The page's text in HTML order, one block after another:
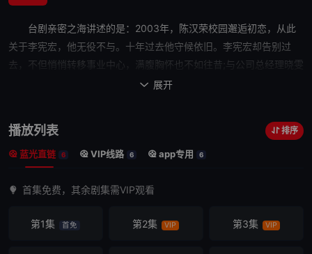
台剧亲密之海讲述的是：2003年，陈汉荣校园邂逅初恋，从此
关于李宪宏，他无役不与。十年过去他守候依旧。李宪宏却告别过
去，不但悄悄转移事业中心，满腹胸怀也不如往昔;与公司总经理晓雯
长期婚外情，更为情妇流连从前嗤之以鼻 的社群 。新欢林莉莲脸书
敏感神经，社群推波助澜之下，全新的时代浪潮汹汹来袭。《亲密之
海》改编自胡晴舫的小说《群岛》，聚焦社群平台袭卷全球的2010
时局，更犀利辩证网络时代的分化对立。若网络是汪洋，人人都像孤
端，自由与爱是否真的存在?
 展开
播放列表 排序
蓝光直链 6 VIP线路 6 app专用 6
首集免费，其余剧集需VIP观看
第1集 首免 第2集 VIP 第3集 VIP